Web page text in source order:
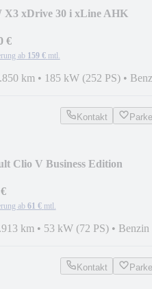
X3 xDrive 30 i xLine AHK
€
ab 159 € mtl.
km • 185 kW (252 PS) •
Kontakt
Clio V Business Edition
ab 61 € mtl.
km • 53 kW (72 PS) • Benzin
Kontakt